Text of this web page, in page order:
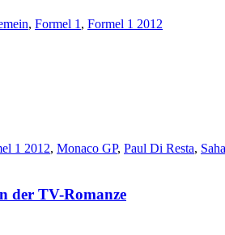
, Formel 1 , Formel 1 2012
1 2012, Monaco GP, Paul Di Resta,
der TV-Romanze